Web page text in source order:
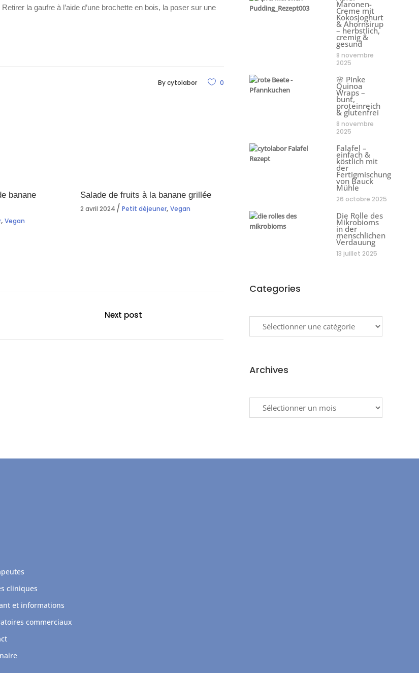
la gaufre à l’aide d’une brochette en bois, la poser sur une
Bycytolabor 0
banane
,Vegan
Salade de fruits à la banane grillée
2 avril 2024 Petit déjeuner, Vegan
Next post
Maronen-
Creme mit
Kokosjoghurt
& Ahornsirup
– herbstlich,
cremig &
gesund
8 novembre
2025
🌸 Pinke
Quinoa
Wraps –
bunt,
proteinreich
& glutenfrei
8 novembre
2025
Falafel –
einfach &
köstlich mit
der
Fertigmischung
von Bauck
Mühle
26 octobre 2025
Die Rolle des
Mikrobioms
in der
menschlichen
Verdauung
13 juillet 2025
Categories
Archives
cliniques
et informations
commerciaux